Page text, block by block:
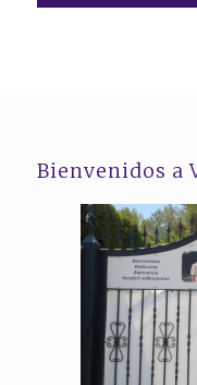
Bienvenidos a